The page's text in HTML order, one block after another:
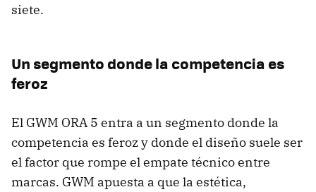
siete.
Un segmento donde la competencia es
feroz
El GWM ORA 5 entra a un segmento donde la
competencia es feroz y donde el diseño suele ser
el factor que rompe el empate técnico entre
marcas. GWM apuesta a que la estética,